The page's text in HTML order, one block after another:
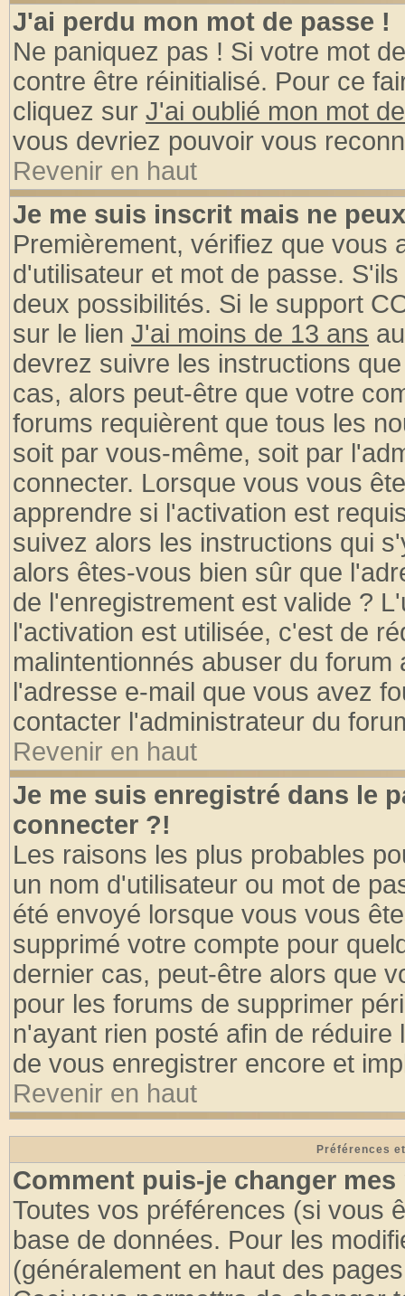
J'ai perdu mon mot de passe !
Ne paniquez pas ! Si votre mot
contre être réinitialisé. Pour ce
cliquez sur J'ai oublié mon mot
vous devriez pouvoir vous
Revenir en haut
Je me suis inscrit mais ne
Premièrement, vérifiez que vous
d'utilisateur et mot de passe.
deux possibilités. Si le support
sur le lien J'ai moins de 13 ans
devrez suivre les instructions
cas, alors peut-être que votre
forums requièrent que tous les
soit par vous-même, soit par
connecter. Lorsque vous vous
apprendre si l'activation est
suivez alors les instructions qui
alors êtes-vous bien sûr que
de l'enregistrement est valide ?
l'activation est utilisée, c'est de
malintentionnés abuser du
l'adresse e-mail que vous avez
contacter l'administrateur du
Revenir en haut
Je me suis enregistré dans le
connecter ?!
Les raisons les plus probables
un nom d'utilisateur ou mot de
été envoyé lorsque vous vous
supprimé votre compte pour
dernier cas, peut-être alors que
pour les forums de supprimer
n'ayant rien posté afin de
de vous enregistrer encore et
Revenir en haut
Préférences
Comment puis-je changer mes
Toutes vos préférences (si vous
base de données. Pour les
(généralement en haut des